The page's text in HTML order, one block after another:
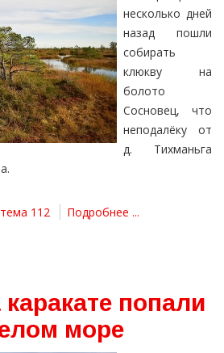
несколько дней
назад пошли
собирать
клюкву на
болото
Сосновец, что
неподалёку от
д. Тихманьга
112 Подробнее ...
попали
море